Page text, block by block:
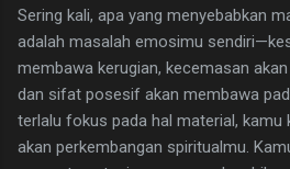
​Sering kali, apa yang menyebabkan
adalah masalah emosimu
membawa kerugian, kecemasan
dan sifat posesif akan membawa
terlalu fokus pada hal material, kamu
akan perkembangan spiritualmu.